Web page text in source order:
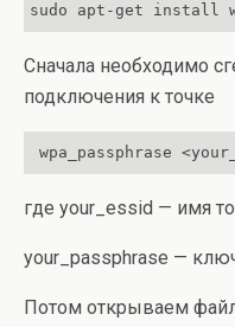
sudo apt-get install
Сначала необходимо
подключения к точке
wpa_passphrase
где your_essid — имя
your_passphrase —
Потом открываем